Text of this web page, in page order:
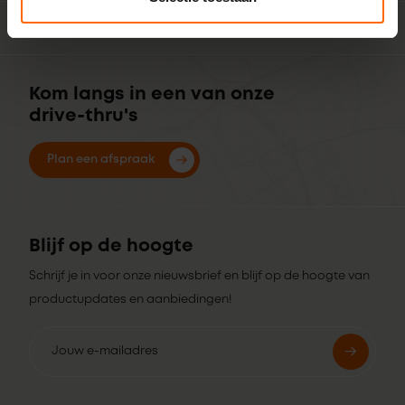
Kom langs in een van onze
drive-thru's
Plan een afspraak
Blijf op de hoogte
Schrijf je in voor onze nieuwsbrief en blijf op de hoogte van
productupdates en aanbiedingen!